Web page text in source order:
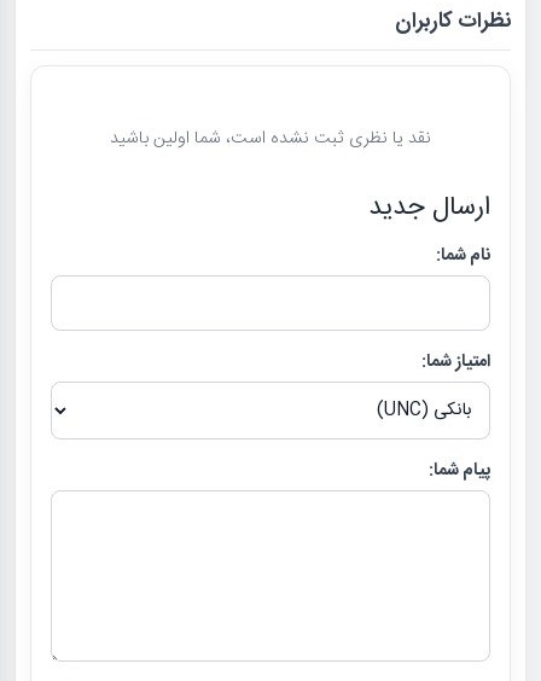
نظرات کاربران
نقد یا نظری ثبت نشده است، شما اولین باشید
ارسال جدید
نام شما:
امتیاز شما:
پیام شما: